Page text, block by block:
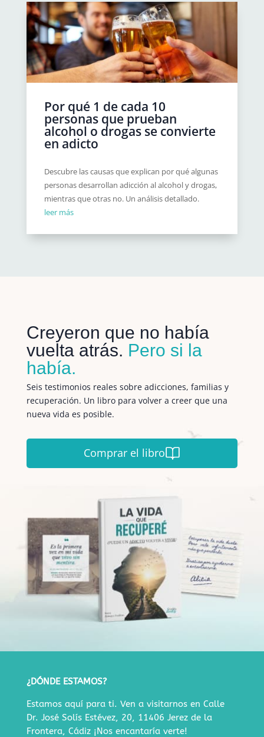
Por qué 1 de cada 10
personas que prueban
alcohol o drogas se convierte
en adicto
Descubre las causas que explican por qué algunas
personas desarrollan adicción al alcohol y drogas,
mientras que otras no. Un análisis detallado.
leer más
Creyeron que no había
vuelta atrás. Pero si la
había.
Seis testimonios reales sobre adicciones, familias y
recuperación. Un libro para volver a creer que una
nueva vida es posible.
Comprar el libro
¿DÓNDE ESTAMOS?
Estamos aquí para ti. Ven a visitarnos en Calle
Dr. José Solís Estévez, 20, 11406 Jerez de la
Frontera, Cádiz¡Nos encantaría verte!